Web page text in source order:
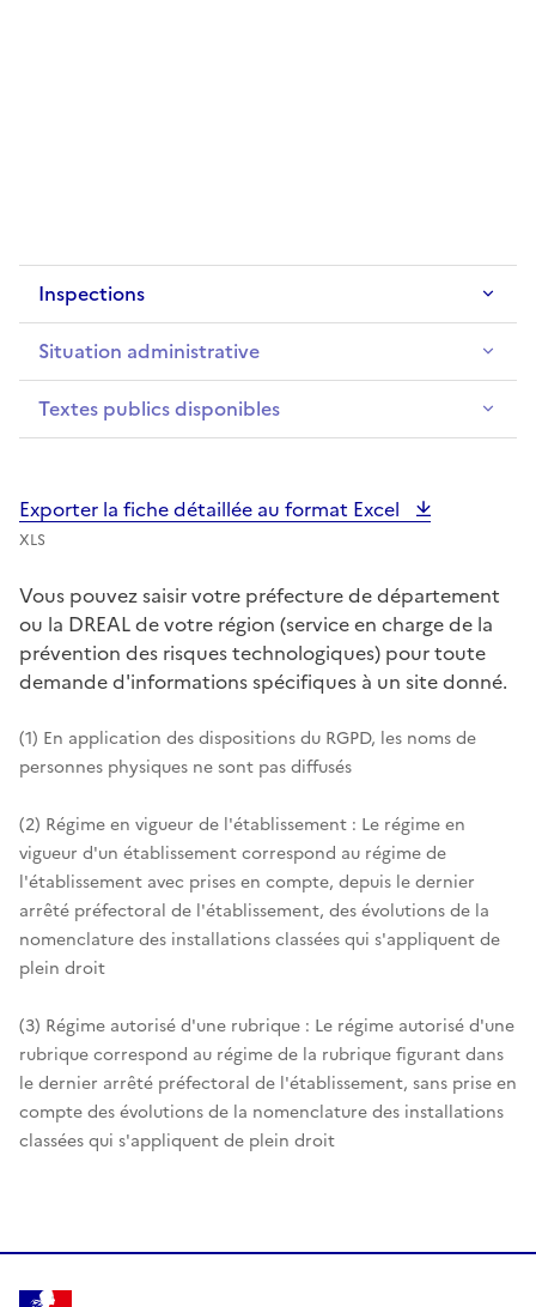
Inspections
Situation administrative
Textes publics disponibles
Exporter la fiche détaillée au format Excel
XLS
Vous pouvez saisir votre préfecture de département
ou la DREAL de votre région (service en charge de la
prévention des risques technologiques) pour toute
demande d'informations spécifiques à un site donné.
(1) En application des dispositions du RGPD, les noms de
personnes physiques ne sont pas diffusés
(2) Régime en vigueur de l'établissement : Le régime en
vigueur d'un établissement correspond au régime de
l'établissement avec prises en compte, depuis le dernier
arrêté préfectoral de l'établissement, des évolutions de la
nomenclature des installations classées qui s'appliquent de
plein droit
(3) Régime autorisé d'une rubrique : Le régime autorisé d'une
rubrique correspond au régime de la rubrique figurant dans
le dernier arrêté préfectoral de l'établissement, sans prise en
compte des évolutions de la nomenclature des installations
classées qui s'appliquent de plein droit